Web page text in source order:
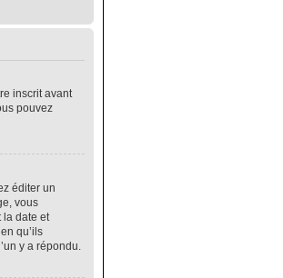
inscrit avant
pouvez
éditer un
vous
la date et
qu’ils
y a répondu.